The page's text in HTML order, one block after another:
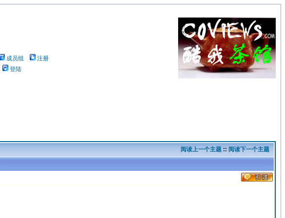
成员组
注册
登陆
阅读上一个主题 :: 阅读下一个主题